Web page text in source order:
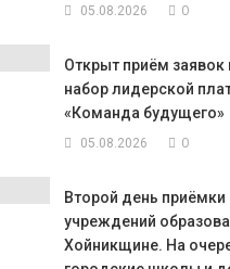
05.08.2026 0
Открыт приём заявок
набор лидерской
«Команда будущего»
05.08.2026 0
Второй день приёмки
учреждений
Хойникщине. На